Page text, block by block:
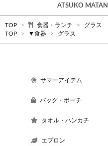
ATSUKO
TOP > 食器・ランチ >
グラス
TOP
> ▼食器 > グラス
サマーアイテム
バッグ・ポーチ
タオル・ハンカチ
エプロン